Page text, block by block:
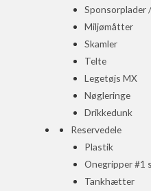
Sponsorplader
Miljømåtter
Skamler
Telte
Legetøjs MX
Nøgleringe
Drikkedunk
Reservedele
Plastik
Onegripper
Tankhætter